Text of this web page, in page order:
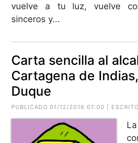
vuelve a tu luz, vuelve
sinceros y...
Carta sencilla al
Cartagena de
Duque
PUBLICADO 01/12/2016 07:00 |